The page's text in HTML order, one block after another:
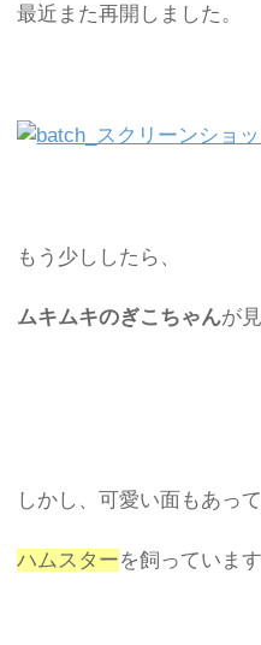
最近また再開しました。
もう少ししたら、
ムキムキのぎこちゃんが
しかし、可愛い面もあって
ハムスターを飼っています